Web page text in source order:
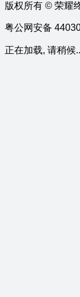
版权所有 © 荣耀
粤公网安备
正在加载, 请稍候